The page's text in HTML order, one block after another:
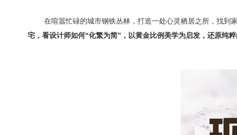
在喧嚣忙碌的城市钢铁丛林， 打造一处心灵栖居之所， 找到
宅， 看设计师如何“化繁为简” ， 以黄金比例美学为启发， 还原纯